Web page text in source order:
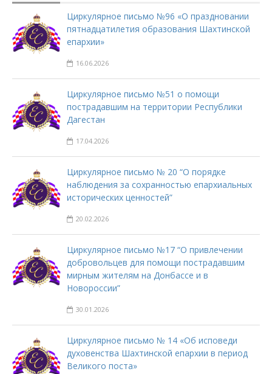
Циркулярное письмо №96 «О праздновании
пятнадцатилетия образования Шахтинской
епархии»
16.06.2026
Циркулярное письмо №51 о помощи
пострадавшим на территории Республики
Дагестан
17.04.2026
Циркулярное письмо № 20 “О порядке
наблюдения за сохранностью епархиальных
исторических ценностей”
20.02.2026
Циркулярное письмо №17 “О привлечении
добровольцев для помощи пострадавшим
мирным жителям на Донбассе и в
Новороссии”
30.01.2026
Циркулярное письмо № 14 «Об исповеди
духовенства Шахтинской епархии в период
Великого поста»